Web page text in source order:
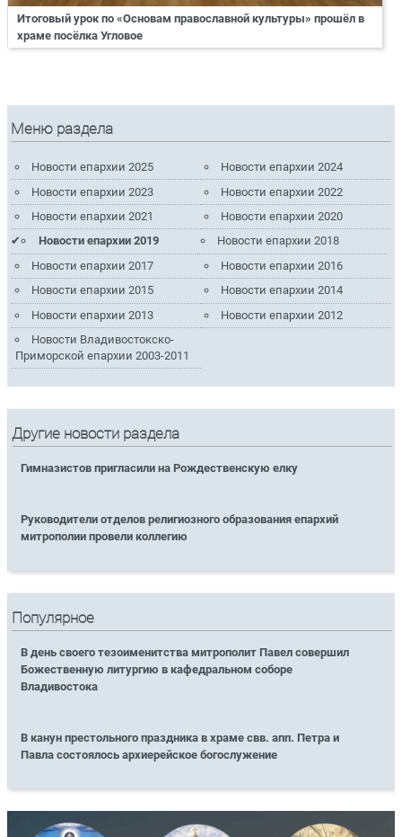
Итоговый урок по «Основам православной культуры» прошёл в
храме посёлка Угловое
Меню раздела
Новости епархии 2025
Новости епархии 2024
Новости епархии 2023
Новости епархии 2022
Новости епархии 2021
Новости епархии 2020
Новости епархии 2019
Новости епархии 2018
Новости епархии 2017
Новости епархии 2016
Новости епархии 2015
Новости епархии 2014
Новости епархии 2013
Новости епархии 2012
Новости Владивостокско-
Приморской епархии 2003-2011
Другие новости раздела
Гимназистов пригласили на Рождественскую елку
Руководители отделов религиозного образования епархий
митрополии провели коллегию
Популярное
В день своего тезоименитства митрополит Павел совершил
Божественную литургию в кафедральном соборе
Владивостока
В канун престольного праздника в храме свв. апп. Петра и
Павла состоялось архиерейское богослужение